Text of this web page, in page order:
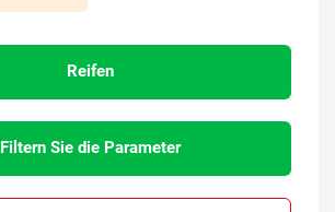
Reifen
Filtern Sie die Parameter